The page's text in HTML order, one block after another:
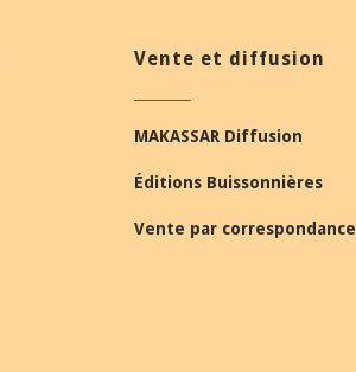
Vente et diffusion
MAKASSAR Diffusion
Éditions Buissonnières
Vente par correspondance